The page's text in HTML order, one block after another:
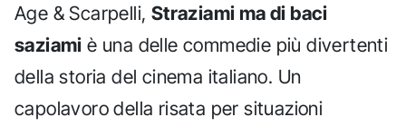
Age & Scarpelli, Straziami ma di baci
saziami è una delle commedie più divertenti
della storia del cinema italiano. Un
capolavoro della risata per situazioni